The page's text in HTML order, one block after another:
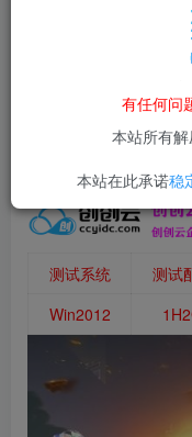
本站资源仅用
果由使用者自
测试系统 测试
Win2012
有任何问
本站所有
本站在此承诺稳